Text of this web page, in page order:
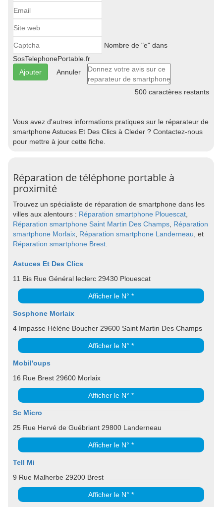
Nombre de "e" dans
SosTelephonePortable.fr
Annuler
500 caractères restants
Vous avez d'autres informations pratiques sur le réparateur de
smartphone Astuces Et Des Clics à Cleder ? Contactez-nous
pour mettre à jour cette fiche.
Réparation de téléphone portable à
proximité
Trouvez un spécialiste de réparation de smartphone dans les
villes aux alentours : Réparation smartphone Plouescat
Réparation smartphone Saint Martin Des Champs Réparation
smartphone Morlaix Réparation smartphone Landerneau , et
Réparation smartphone Brest
Astuces Et Des Clics
11 Bis Rue Général leclerc 29430 Plouescat
Afficher le N° *
Sosphone Morlaix
4 Impasse Hélène Boucher 29600 Saint Martin Des Champs
Afficher le N° *
Mobil'oups
16 Rue Brest 29600 Morlaix
Afficher le N° *
Sc Micro
25 Rue Hervé de Guébriant 29800 Landerneau
Afficher le N° *
Tell Mi
9 Rue Malherbe 29200 Brest
Afficher le N° *